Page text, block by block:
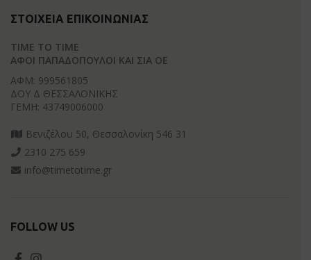
ΣΤΟΙΧΕΊΑ ΕΠΙΚΟΙΝΩΝΊΑΣ
TIME TO TIME
ΑΦΟΙ ΠΑΠΑΔΟΠΟΥΛΟΙ ΚΑΙ ΣΙΑ ΟΕ
ΑΦΜ: 999561805
ΔΟΥ Δ ΘΕΣΣΑΛΟΝΙΚΗΣ
ΓΕΜΗ: 43749006000
Βενιζέλου 50, Θεσσαλονίκη 546 31
2310 275 659
info@timetotime.gr
FOLLOW US